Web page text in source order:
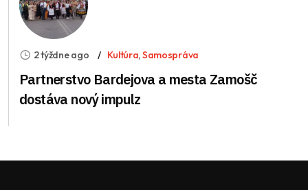
2 týždne ago Kultúra,Samospráva
Partnerstvo Bardejova a mesta Zamošč
dostáva nový impulz